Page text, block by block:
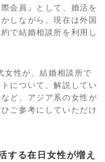
会員』として、婚活を
しながら、現在は外国
で結婚相談所を利用し
女性が、結婚相談所で
について、解説してい
ど、アジア系の女性が
ご参考にしていただけ
する在日女性が増え